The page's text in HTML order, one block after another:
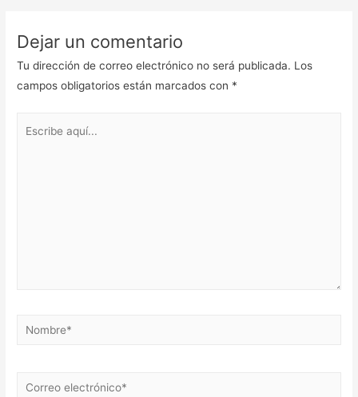
Dejar un comentario
Tu dirección de correo electrónico no será publicada. Los
campos obligatorios están marcados con *
Nombre*
Correo